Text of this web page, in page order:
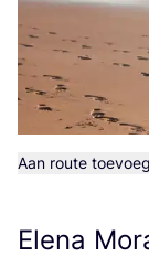
Aan route
Elena